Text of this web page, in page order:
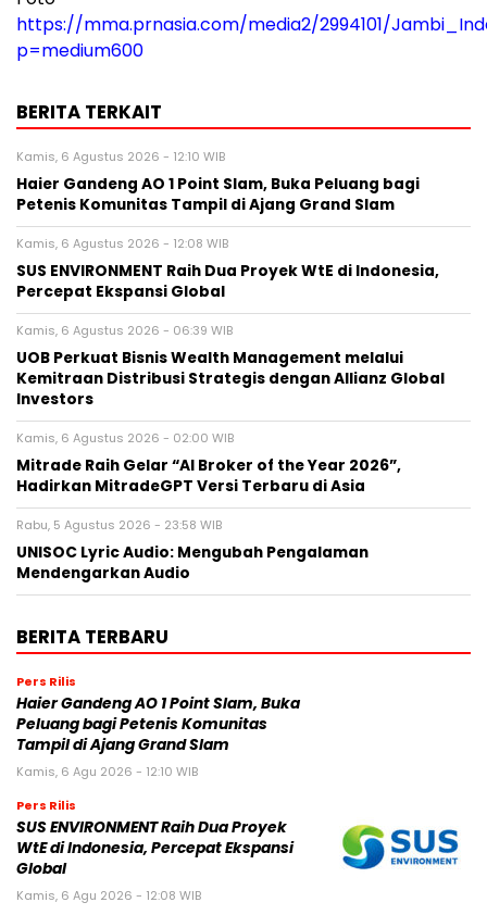
https://mma.prnasia.com/media2/2994101/
p=medium600
BERITA TERKAIT
Kamis, 6 Agustus 2026 - 12:10 WIB
Haier Gandeng AO 1 Point Slam, Buka Peluang bagi
Petenis Komunitas Tampil di Ajang Grand Slam
Kamis, 6 Agustus 2026 - 12:08 WIB
SUS ENVIRONMENT Raih Dua Proyek WtE di Indonesia,
Percepat Ekspansi Global
Kamis, 6 Agustus 2026 - 06:39 WIB
UOB Perkuat Bisnis Wealth Management melalui
Kemitraan Distribusi Strategis dengan Allianz Global
Investors
Kamis, 6 Agustus 2026 - 02:00 WIB
Mitrade Raih Gelar “AI Broker of the Year 2026”,
Hadirkan MitradeGPT Versi Terbaru di Asia
Rabu, 5 Agustus 2026 - 23:58 WIB
UNISOC Lyric Audio: Mengubah Pengalaman
Mendengarkan Audio
BERITA TERBARU
Pers Rilis
Haier Gandeng AO 1 Point Slam, Buka
Peluang bagi Petenis Komunitas
Tampil di Ajang Grand Slam
Kamis, 6 Agu 2026 - 12:10 WIB
Pers Rilis
SUS ENVIRONMENT Raih Dua Proyek
WtE di Indonesia, Percepat Ekspansi
Global
Kamis, 6 Agu 2026 - 12:08 WIB